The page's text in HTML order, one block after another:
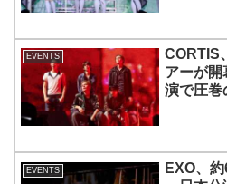
EVENTS
CORTIS
アーが開
演で圧巻
EVENTS
EXO、